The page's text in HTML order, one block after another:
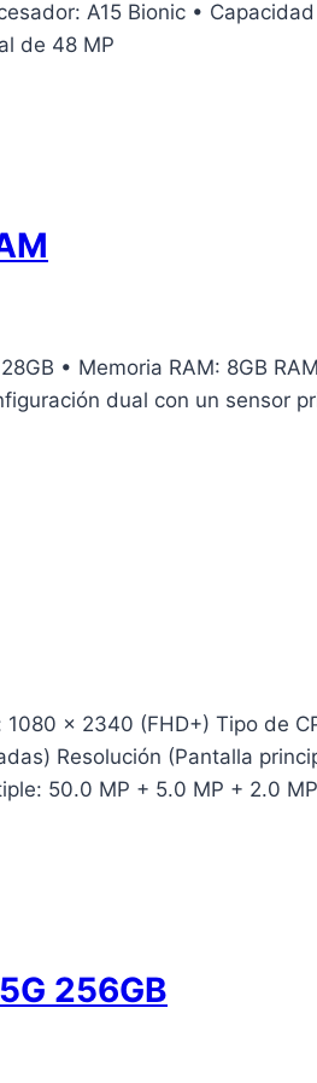
A15 Bionic •
de 48 MP
• Memoria RAM: 8GB
dual con un sensor
x 2340 (FHD+) Tipo de
Resolución (Pantalla
50.0 MP + 5.0 MP + 2.0
256GB